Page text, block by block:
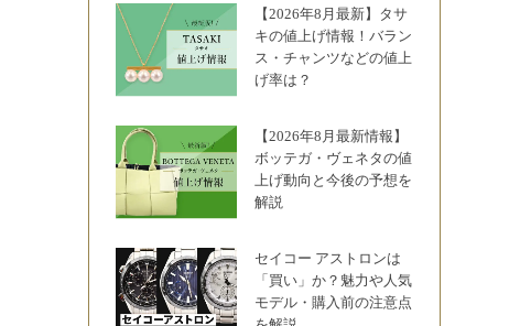
【2026年8月最新】タサ
キの値上げ情報！バラン
ス・チャンツなどの値上
げ率は？
【2026年8月最新情報】
ボッテガ・ヴェネタの値
上げ動向と今後の予想を
解説
セイコー アストロンは
「買い」か？魅力や人気
モデル・購入前の注意点